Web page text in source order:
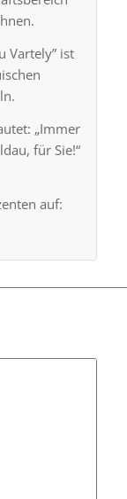
Vartely” ist
„Immer
für Sie!“
auf: